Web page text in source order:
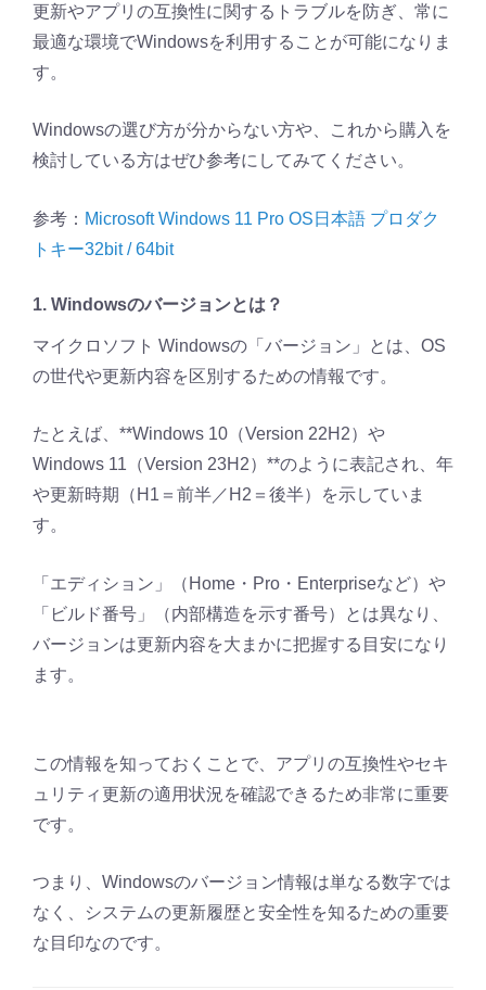
更新やアプリの互換性に関するトラブルを防ぎ、常に
最適な環境でWindowsを利用することが可能になりま
す。
Windowsの選び方が分からない方や、これから購入を
検討している方はぜひ参考にしてみてください。
参考： Microsoft Windows 11 Pro OS日本語 プロダク
トキー32bit / 64bit
1. Windowsのバージョンとは？
マイクロソフト Windowsの「バージョン」とは、OS
の世代や更新内容を区別するための情報です。
たとえば、**Windows 10（Version 22H2）や
Windows 11（Version 23H2）**のように表記され、年
や更新時期（H1＝前半／H2＝後半）を示していま
す。
「エディション」（Home・Pro・Enterpriseなど）や
「ビルド番号」（内部構造を示す番号）とは異なり、
バージョンは更新内容を大まかに把握する目安になり
ます。
この情報を知っておくことで、アプリの互換性やセキ
ュリティ更新の適用状況を確認できるため非常に重要
です。
つまり、Windowsのバージョン情報は単なる数字では
なく、システムの更新履歴と安全性を知るための重要
な目印なのです。